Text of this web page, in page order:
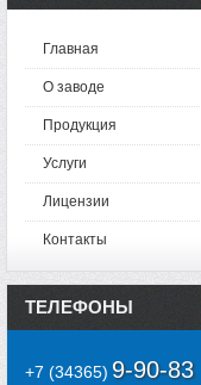
Главная
О заводе
Продукция
Услуги
Лицензии
Контакты
ТЕЛЕФОНЫ
+7 (34365) 9-90-83